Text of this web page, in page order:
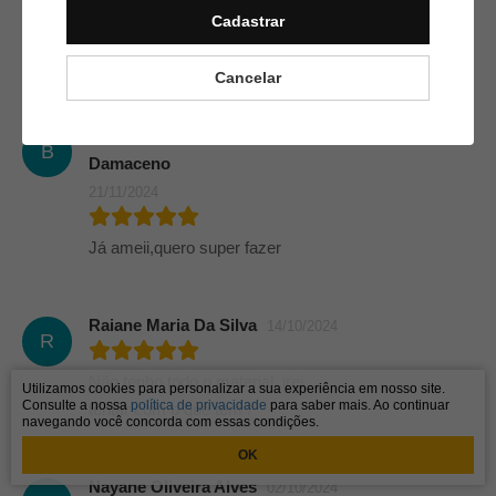
Cadastrar
Cancelar
fácil pra mim. Já estou
apaixonada pelo curso
B
Damaceno
Já ameii,quero super fazer
R
Raiane Maria Da Silva
Não tenho todo o material, irei
tentar com o que tem !
Nayane Oliveira Alves 02/10/2024
Utilizamos cookies para personalizar a sua experiência em nosso site.
Consulte a nossa política de privacidade para saber mais. Ao continuar
navegando você concorda com essas condições.
OK